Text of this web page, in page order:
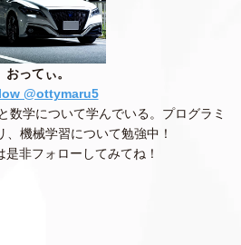
おってぃ。
@ottymaru5
学について学んでいる。プログラミ
、機械学習について勉強中！
是非フォローしてみてね！